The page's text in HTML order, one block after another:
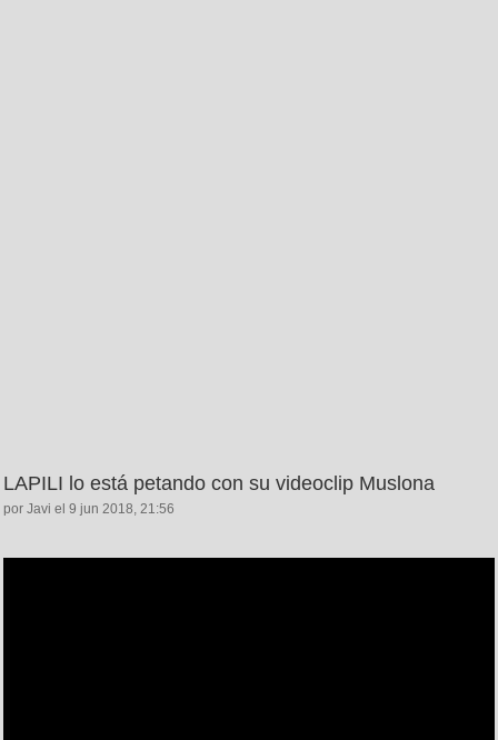
LAPILI lo está petando con su videoclip Muslona
por Javi el 9 jun 2018, 21:56